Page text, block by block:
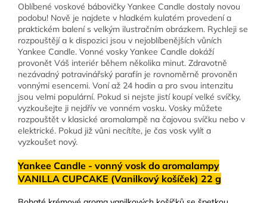
Oblíbené voskové bábovičky Yankee Candle dostaly novou
podobu! Nově je najdete v hladkém kulatém provedení a
praktickém balení s velkým ilustračním obrázkem. Rychleji se
rozpouštějí a k dispozici jsou v nejoblíbenějších vůních
Yankee Candle. Vonné vosky Yankee Candle dokáží
provonět Váš interiér během několika minut. Zdravotně
nezávadný potravinářský parafín je rovnoměrně provoněn
vonnými esencemi. Voní až 24 hodin a pro svou intenzitu
jsou velmi populární. Pokud si nejste jistí koupí velké svíčky,
vyzkoušejte ji nejdřív ve vonném vosku. Vosky můžete
rozpouštět v klasické aromalampě na čajovou svíčku nebo v
elektrické. Pokud již vůni necítíte, je čas vosk vylít a
vyzkoušet nový.
Yankee Candle - vonný vosk do aromalampy
VANILLA CUPCAKE (Vanilkový košíček) 22 g